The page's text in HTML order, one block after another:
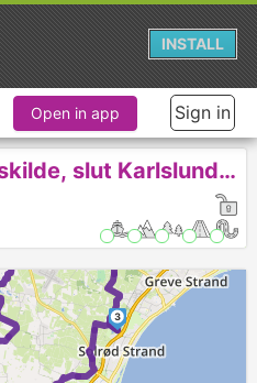
3
Open in app Sign in
Strøby ladepl. fra roskilde, slut Karlslunde-053
INSTALL